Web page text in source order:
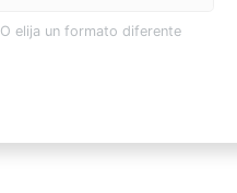
O elija un formato diferente